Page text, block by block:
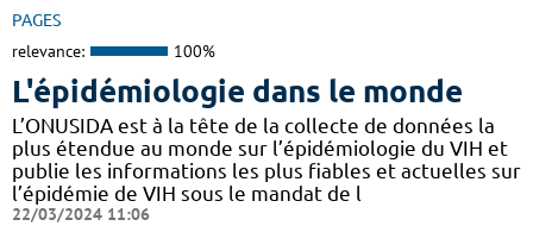
PAGES
relevance: 100%
L'épidémiologie dans le monde
L’ONUSIDA est à la tête de la collecte de données la
plus étendue au monde sur l’épidémiologie du VIH et
publie les informations les plus fiables et actuelles sur
l’épidémie de VIH sous le mandat de l
22/03/2024 11:06